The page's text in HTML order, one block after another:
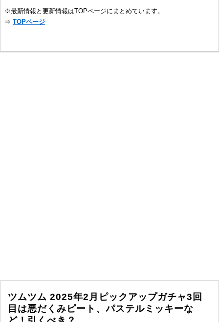
※最新情報と更新情報はTOPページにまとめています。
⇒ TOPページ
ツムツム 2025年2月ピックアップガチャ3回
目は悪だくみピート、パステルミッキーな